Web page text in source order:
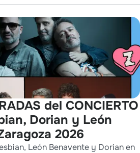
del CONCIERTO
Dorian y León
2026
León Benavente y Dorian en